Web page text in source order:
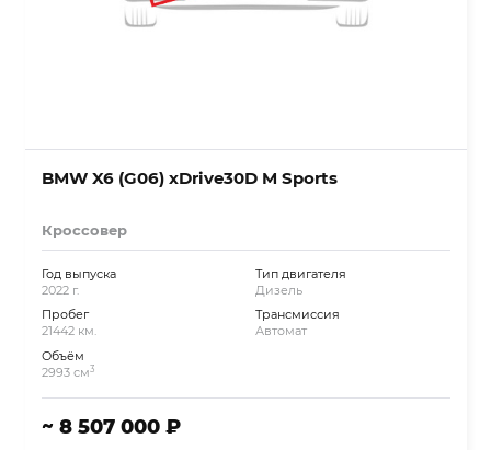
BMW X6 (G06) xDrive30D M Sports
Кроссовер
Год выпуска
2022 г.
Пробег
21442 км.
Объём
2993 см3
Тип двигателя
Дизель
Трансмиссия
Автомат
~ 8 507 000 ₽